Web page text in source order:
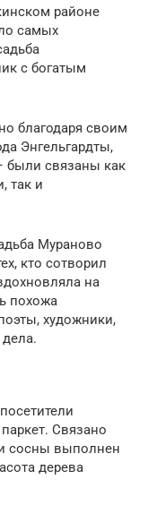
районе
самых
с богатым
благодаря своим
Энгельгардты,
были связаны как
так и
Мураново
кто сотворил
на
похожа
художники,
Связано
сосны выполнен
дерева